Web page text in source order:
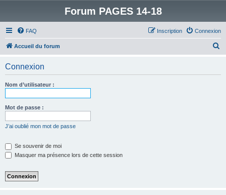
Forum PAGES 14-18
FAQ Connexion
Inscription
Accueil du forum
Connexion
Nom d’utilisateur :
Mot de passe :
J’ai oublié mon mot de passe
Se souvenir de moi
Masquer ma présence lors de cette session